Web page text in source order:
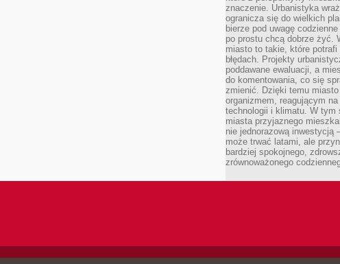
znaczenie. Urbanistyka
ogranicza się do wielkich
bierze pod uwagę
po prostu chcą dobrze żyć.
miasto to takie, które
błędach. Projekty
poddawane ewaluacji, a
do komentowania, co się
zmienić. Dzięki temu
organizmem, reagującym
technologii i klimatu. W tym
miasta przyjaznego
nie jednorazową inwestycją
może trwać latami, ale
bardziej spokojnego,
zrównoważonego